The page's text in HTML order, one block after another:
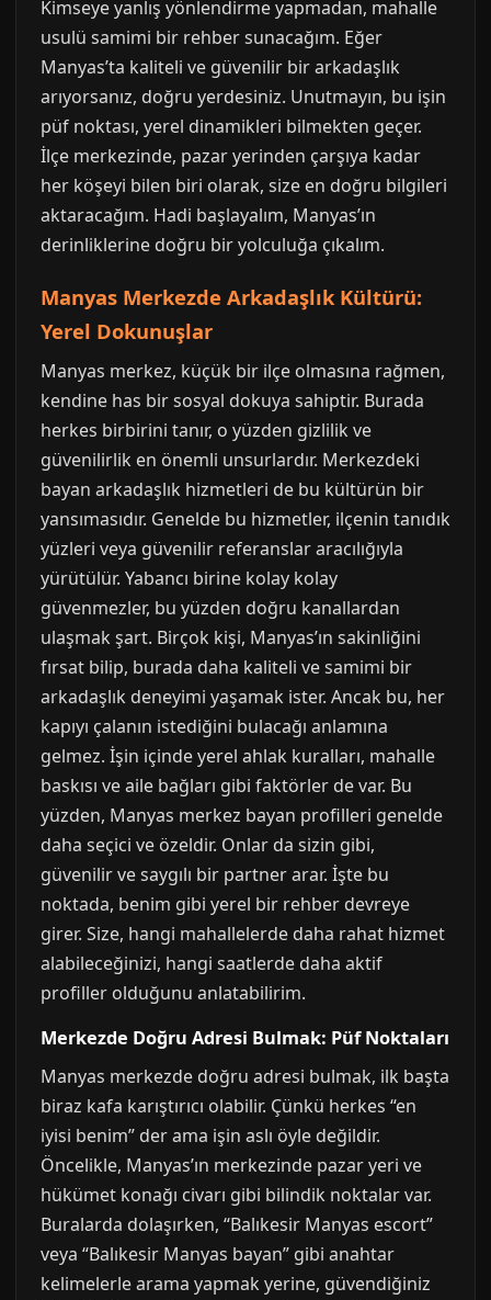
Kimseye yanlış yönlendirme yapmadan, mahalle
usulü samimi bir rehber sunacağım. Eğer
Manyas’ta kaliteli ve güvenilir bir arkadaşlık
arıyorsanız, doğru yerdesiniz. Unutmayın, bu işin
püf noktası, yerel dinamikleri bilmekten geçer.
İlçe merkezinde, pazar yerinden çarşıya kadar
her köşeyi bilen biri olarak, size en doğru bilgileri
aktaracağım. Hadi başlayalım, Manyas’ın
derinliklerine doğru bir yolculuğa çıkalım.
Manyas Merkezde Arkadaşlık Kültürü:
Yerel Dokunuşlar
Manyas merkez, küçük bir ilçe olmasına rağmen,
kendine has bir sosyal dokuya sahiptir. Burada
herkes birbirini tanır, o yüzden gizlilik ve
güvenilirlik en önemli unsurlardır. Merkezdeki
bayan arkadaşlık hizmetleri de bu kültürün bir
yansımasıdır. Genelde bu hizmetler, ilçenin tanıdık
yüzleri veya güvenilir referanslar aracılığıyla
yürütülür. Yabancı birine kolay kolay
güvenmezler, bu yüzden doğru kanallardan
ulaşmak şart. Birçok kişi, Manyas’ın sakinliğini
fırsat bilip, burada daha kaliteli ve samimi bir
arkadaşlık deneyimi yaşamak ister. Ancak bu, her
kapıyı çalanın istediğini bulacağı anlamına
gelmez. İşin içinde yerel ahlak kuralları, mahalle
baskısı ve aile bağları gibi faktörler de var. Bu
yüzden, Manyas merkez bayan profilleri genelde
daha seçici ve özeldir. Onlar da sizin gibi,
güvenilir ve saygılı bir partner arar. İşte bu
noktada, benim gibi yerel bir rehber devreye
girer. Size, hangi mahallelerde daha rahat hizmet
alabileceğinizi, hangi saatlerde daha aktif
profiller olduğunu anlatabilirim.
Merkezde Doğru Adresi Bulmak: Püf Noktaları
Manyas merkezde doğru adresi bulmak, ilk başta
biraz kafa karıştırıcı olabilir. Çünkü herkes “en
iyisi benim” der ama işin aslı öyle değildir.
Öncelikle, Manyas’ın merkezinde pazar yeri ve
hükümet konağı civarı gibi bilindik noktalar var.
Buralarda dolaşırken, “Balıkesir Manyas escort”
veya “Balıkesir Manyas bayan” gibi anahtar
kelimelerle arama yapmak yerine, güvendiğiniz